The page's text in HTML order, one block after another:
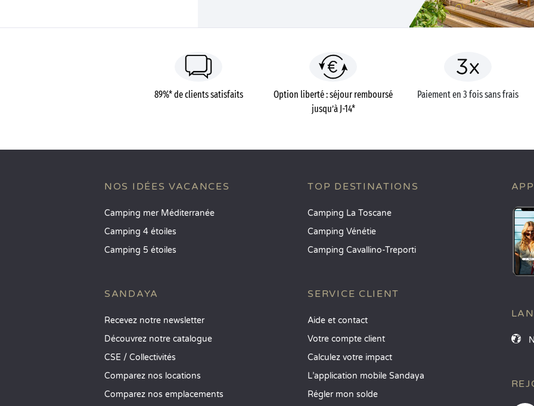
89%* de clients satisfaits
Option liberté : séjour remboursé
jusqu’à J-14*
Paiement en 3 fois sans frais
NOS IDÉES VACANCES
Camping mer Méditerranée
Camping 4 étoiles
Camping 5 étoiles
SANDAYA
Recevez notre newsletter
Découvrez notre catalogue
CSE / Collectivités
Comparez nos locations
Comparez nos emplacements
TOP DESTINATIONS
Camping La Toscane
Camping Vénétie
Camping Cavallino-Treporti
SERVICE CLIENT
Aide et contact
Votre compte client
Calculez votre impact
L’application mobile Sandaya
Régler mon solde